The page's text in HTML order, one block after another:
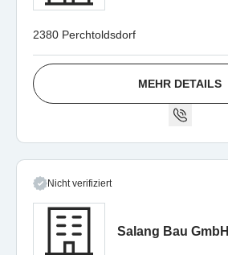
2380 Perchtoldsdorf
MEHR DETAILS
Nicht verifiziert
Salang Bau GmbH